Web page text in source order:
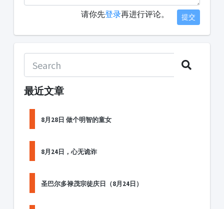
请你先登录再进行评论。 提交
最近文章
8月28日 做个明智的童女
8月24日，心无诡诈
圣巴尔多禄茂宗徒庆日（8月24日）